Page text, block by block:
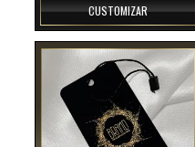
CUSTOMIZAR